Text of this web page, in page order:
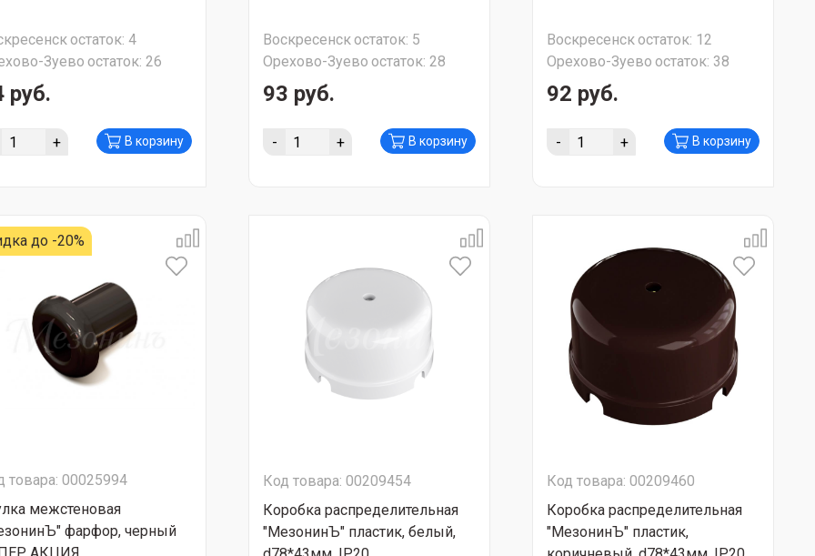
остаток: 4
Зуево остаток: 26
руб.
+ В корзину
Воскресенскостаток: 5
Орехово-Зуево остаток: 28
93 руб.
- + В корзину
Воскресенскостаток: 12
Орехово-Зуево остаток: 38
92 руб.
- + В корзину
до -20%
товара: 00025994
межстеновая
фарфор, черный
Код товара: 00209454
Коробка распределительная
"МезонинЪ" пластик, белый,
Код товара: 00209460
Коробка распределительная
"МезонинЪ" пластик,